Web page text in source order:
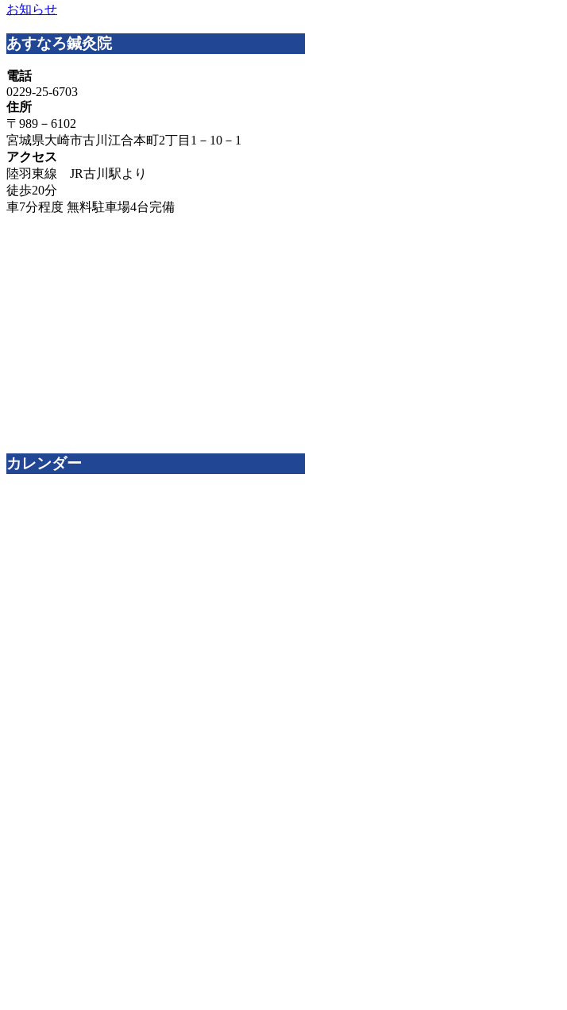
お知らせ
あすなろ鍼灸院
電話
0229-25-6703
住所
〒989－6102
宮城県大崎市古川江合本町2丁目1－10－1
アクセス
陸羽東線 JR古川駅より
徒歩20分
車7分程度 無料駐車場4台完備
カレンダー